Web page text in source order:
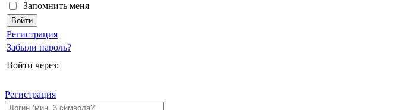
Запомнить меня
Регистрация
Забыли пароль?
Войти через:
Регистрация